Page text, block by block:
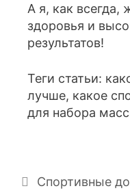
А я, как
здоровья и
результатов!
Теги статьи:
лучше, какое
для набора
Спортивные